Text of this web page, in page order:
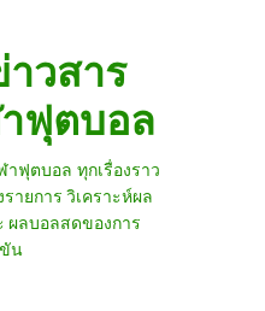
วสาร
ฟุตบอล
าฟุตบอล ทุกเรื่องราว
ายการ วิเคราะห์ผล
ผลบอลสดของการ
น